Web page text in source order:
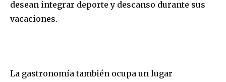
desean integrar deporte y descanso durante sus
vacaciones.
La gastronomía también ocupa un lugar